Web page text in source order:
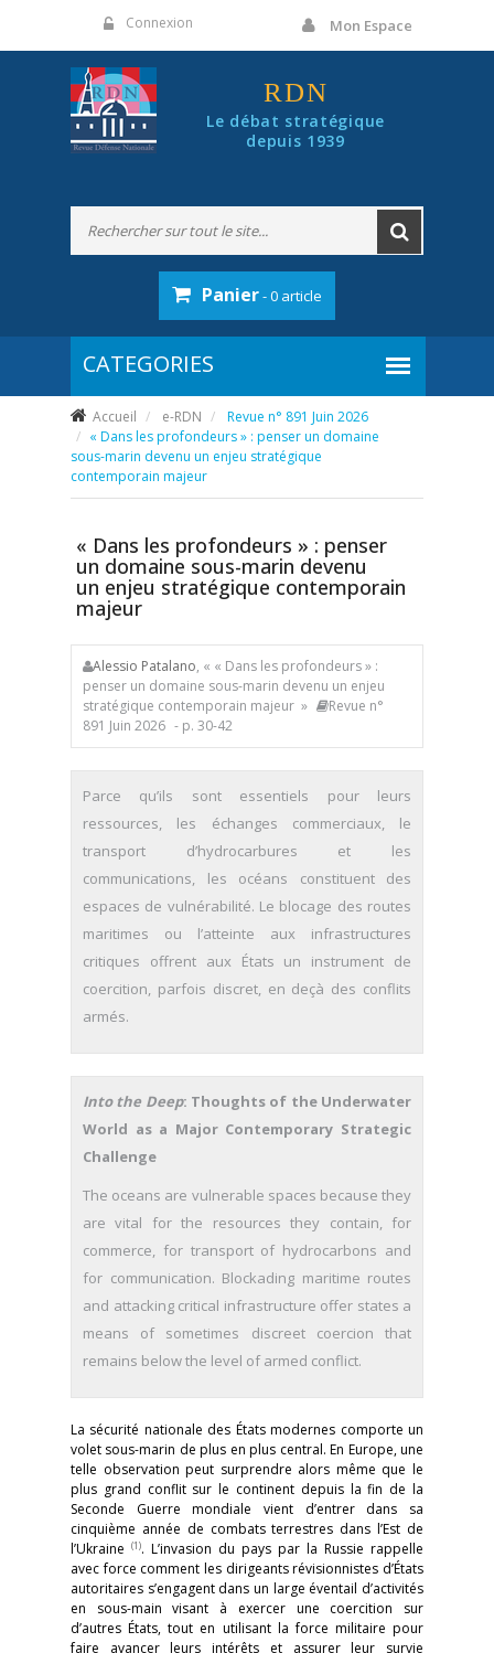
Connexion Mon Espace
RDN
Le débat stratégique
depuis 1939
Panier- 0 article
Accueil e-RDN
Revue n° 891 Juin 2026
« Dans les profondeurs » : penser un domaine
sous-marin devenu un enjeu stratégique
contemporain majeur
« Dans les profondeurs » : penser
un domaine sous-marin devenu
un enjeu stratégique contemporain
majeur
Alessio Patalano, « « Dans les profondeurs » :
penser un domaine sous-marin devenu un enjeu
stratégique contemporain majeur »
Revue n°
891 Juin 2026 - p. 30-42
Parce qu’ils sont essentiels pour leurs
ressources, les échanges commerciaux, le
transport d’hydrocarbures et les
communications, les océans constituent des
espaces de vulnérabilité. Le blocage des routes
maritimes ou l’atteinte aux infrastructures
critiques offrent aux États un instrument de
coercition, parfois discret, en deçà des conflits
armés.
Into the Deep: Thoughts of the Underwater
World as a Major Contemporary Strategic
Challenge
The oceans are vulnerable spaces because they
are vital for the resources they contain, for
commerce, for transport of hydrocarbons and
for communication. Blockading maritime routes
and attacking critical infrastructure offer states a
means of sometimes discreet coercion that
remains below the level of armed conflict.
La sécurité nationale des États modernes comporte un
volet sous-marin de plus en plus central. En Europe, une
telle observation peut surprendre alors même que le
plus grand conflit sur le continent depuis la fin de la
Seconde Guerre mondiale vient d’entrer dans sa
cinquième année de combats terrestres dans l’Est de
l’Ukraine (1). L’invasion du pays par la Russie rappelle
avec force comment les dirigeants révisionnistes d’États
autoritaires s’engagent dans un large éventail d’activités
en sous-main visant à exercer une coercition sur
d’autres États, tout en utilisant la force militaire pour
faire avancer leurs intérêts et assurer leur survie